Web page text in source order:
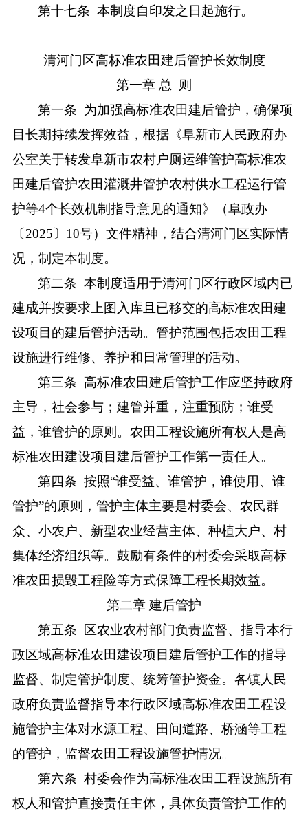
第十七条 本制度自印发之日起施行。
清河门区高标准农田建后管护长效制度
第一章 总
则
第一条 为加强高标准农田建后管护，确保项
目长期持续发挥效益， 根据《阜新市人民政府办
公室关于转发阜新市农村户厕运维管护高标准农
田建后管护农田灌溉井管护农村供水工程运行管
护等4个长效机制指导意见的通知》（阜政办
〔 2025〕10号）文件精神 ，结合清河门区实际情
况，制定本制度。
第二条 本制度适用于清河门区行政区域内已
建成并按要求上图入库且已移交的高标准农田建
设项目的建后管护活动。管护范围包括农田工程
设施进行维修、养护和日常管理的活动。
第三条 高标准农田建后管护工作应坚持政府
主导，社会参与；建管并重，注重预防；谁受
益，谁管护的原则。农田工程设施所有权人是高
标准农田建设项目建后管护工作第一责任人。
第四条 按照“谁受益、谁管护，谁使用、谁
管护”的原则，管护主体主要是村委会、农民群
众、小农户、新型农业经营主体、种植大户、村
集体经济组织等。鼓励有条件的村委会采取高标
准农田损毁工程险等方式保障工程长期效益。
第二章 建后管护
第五条
区农业农村部门负责监督、指导本行
政区域高标准农田建设项目建后管护工作的指导
监督、制定管护制度、统筹管护资金。各镇人民
政府负责监督指导本行政区域高标准农田工程设
施管护主体对水源工程、田间道路、桥涵等工程
的管护，监督农田工程设施管护情况。
第六条 村委会作为高标准农田工程设施所有
权人和管护直接责任主体，具体负责管护工作的